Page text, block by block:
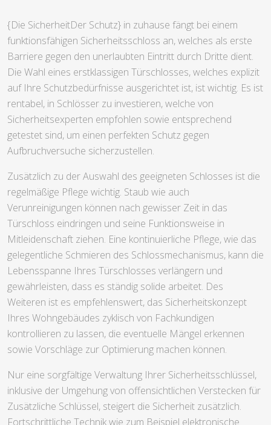
{Die SicherheitDer Schutz} in zuhause fängt bei einem
funktionsfähigen Sicherheitsschloss an, welches als erste
Barriere gegen den unerlaubten Eintritt durch Dritte dient.
Die Wahl eines erstklassigen Türschlosses, welches explizit
auf Ihre Schutzbedürfnisse ausgerichtet ist, ist wichtig. Es ist
rentabel, in Schlösser zu investieren, welche von
Sicherheitsexperten empfohlen sowie entsprechend
getestet sind, um einen perfekten Schutz gegen
Aufbruchversuche sicherzustellen.
Zusätzlich zu der Auswahl des geeigneten Schlosses ist die
regelmäßige Pflege wichtig. Staub wie auch
Verunreinigungen können nach gewisser Zeit in das
Türschloss eindringen und seine Funktionsweise in
Mitleidenschaft ziehen. Eine kontinuierliche Pflege, wie das
gelegentliche Schmieren des Schlossmechanismus, kann die
Lebensspanne Ihres Türschlosses verlängern und
gewährleisten, dass es ständig solide arbeitet. Des
Weiteren ist es empfehlenswert, das Sicherheitskonzept
Ihres Wohngebäudes zyklisch von Fachkundigen
kontrollieren zu lassen, die eventuelle Mängel erkennen
sowie Vorschläge zur Optimierung machen können.
Nur eine sorgfältige Verwaltung Ihrer Sicherheitsschlüssel,
inklusive der Umgehung von offensichtlichen Verstecken für
Zusätzliche Schlüssel, steigert die Sicherheit zusätzlich.
Fortschrittliche Technik wie zum Beispiel elektronische